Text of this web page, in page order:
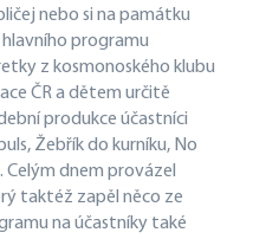
nebo si na památku
programu
z kosmonoského klubu
ČR a dětem určitě
produkce účastníci
Žebřík do kurníku, No
Celým dnem provázel
taktéž zapěl něco ze
na účastníky také